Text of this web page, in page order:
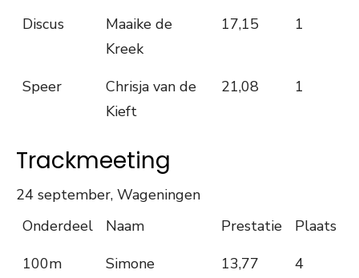
Discus
Maaike de
Kreek
17,15 1
Speer
Chrisja van de
Kieft
21,08 1
Trackmeeting
24 september, Wageningen
Onderdeel
Naam Prestatie
Plaats
100m
Simone
13,77 4